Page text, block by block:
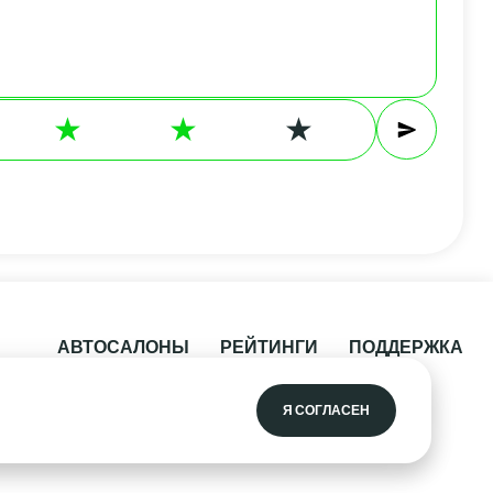
Я СОГЛАСЕН
АВТОСАЛОНЫ РЕЙТИНГИ ПОДДЕРЖКА